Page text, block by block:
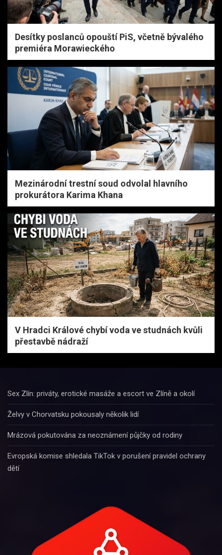
Desítky poslanců opouští PiS, včetně bývalého
premiéra Morawieckého
Mezinárodní trestní soud odvolal hlavního
prokurátora Karima Khana
V Hradci Králové chybí voda ve studnách kvůli
přestavbě nádraží
Sex Zlín: priváty, erotické masáže a escort ve Zlíně a okolí
Želvy v Chorvatsku pokousaly několik lidí
Mrázová pokutována za neoznámení půjčky od rodiny
Evropská komise shledala TikTok v porušení pravidel ochrany
dětí